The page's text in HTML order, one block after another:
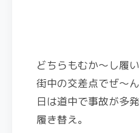
どちらもむか～し履
街中の交差点でぜ～
日は道中で事故が多
履き替え。